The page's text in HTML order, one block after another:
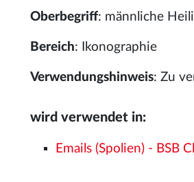
Oberbegriff: männliche
Bereich: Ikonographie
Verwendungshinweis: Zu
wird verwendet in:
Emails (Spolien) - BSB